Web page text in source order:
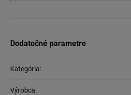
Dodatočné parametre
Kategória:
Výrobca: